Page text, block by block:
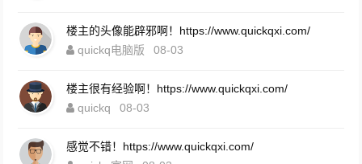
楼主的头像能辟邪啊！https://www.quickqxi.com/
quickq电脑版
08-03
楼主很有经验啊！https://www.quickqxi.com/
quickq
08-03
感觉不错！https://www.quickqxi.com/